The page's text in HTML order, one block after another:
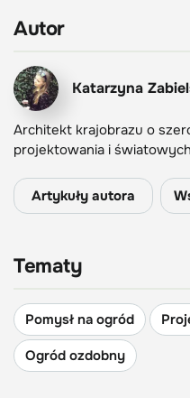
Autor
Katarzyna
Architekt krajobrazu o
projektowania i
Artykuły autora
Tematy
Pomysł na ogród
Ogród ozdobny